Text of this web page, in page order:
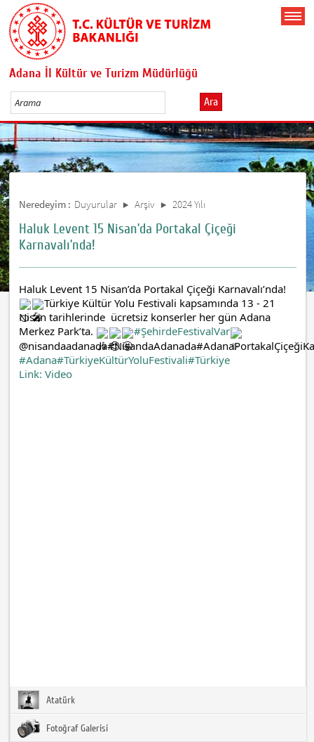
Adana İl Kültür ve Turizm Müdürlüğü
Ara
Neredeyim : Duyurular Arşiv 2024 Yılı
Haluk Levent 15 Nisan’da Portakal Çiçeği
Karnavalı’nda!
Haluk Levent 15 Nisan’da Portakal Çiçeği Karnavalı’nda!
Türkiye Kültür Yolu Festivali kapsamında 13 - 21
Nisan tarihlerinde  ücretsiz konserler her gün Adana
Merkez Park’ta.
#ŞehirdeFestivalVar
#Adana#TürkiyeKültürYoluFestivali#Türkiye
Link: Video
Atatürk
Fotoğraf Galerisi